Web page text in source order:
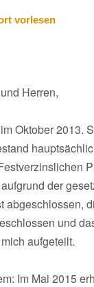
vorlesen
Herren,
Oktober 2013.
der
abgeschlossen,
und
aufgeteilt.
Im Mai 2015